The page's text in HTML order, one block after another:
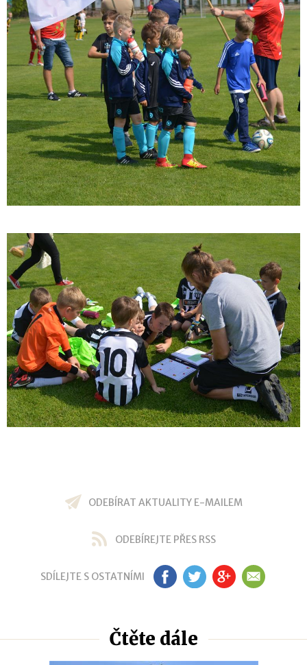
ODEBÍRAT AKTUALITY E-MAILEM
ODEBÍREJTE PŘES RSS
SDÍLEJTE S OSTATNÍMI FB TW GP EM
Čtěte dále